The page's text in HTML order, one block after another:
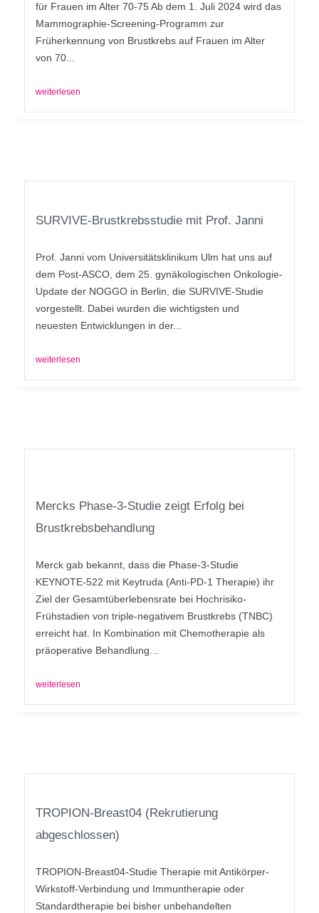
für Frauen im Alter 70-75 Ab dem 1. Juli 2024 wird das
Mammographie-Screening-Programm zur
Früherkennung von Brustkrebs auf Frauen im Alter
von 70...
weiterlesen
SURVIVE-Brustkrebsstudie mit Prof. Janni
Prof. Janni vom Universitätsklinikum Ulm hat uns auf
dem Post-ASCO, dem 25. gynäkologischen Onkologie-
Update der NOGGO in Berlin, die SURVIVE-Studie
vorgestellt. Dabei wurden die wichtigsten und
neuesten Entwicklungen in der...
weiterlesen
Mercks Phase-3-Studie zeigt Erfolg bei
Brustkrebsbehandlung
Merck gab bekannt, dass die Phase-3-Studie
KEYNOTE-522 mit Keytruda (Anti-PD-1 Therapie) ihr
Ziel der Gesamtüberlebensrate bei Hochrisiko-
Frühstadien von triple-negativem Brustkrebs (TNBC)
erreicht hat. In Kombination mit Chemotherapie als
präoperative Behandlung...
weiterlesen
TROPION-Breast04 (Rekrutierung
abgeschlossen)
TROPION-Breast04-Studie Therapie mit Antikörper-
Wirkstoff-Verbindung und Immuntherapie oder
Standardtherapie bei bisher unbehandelten